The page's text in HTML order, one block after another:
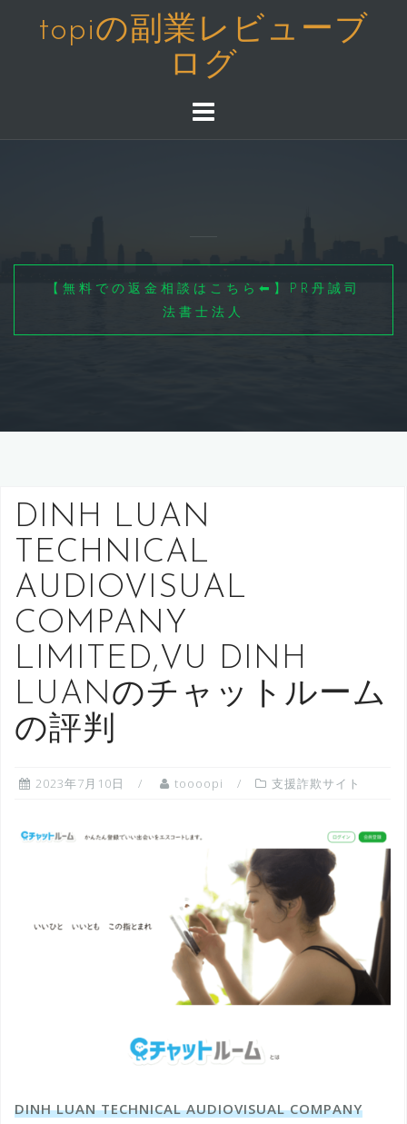
へ
topiの副業レビューブ
ログ
【無料での返金相談はこちら⬅】PR丹誠司
法書士法人
DINH LUAN
TECHNICAL
AUDIOVISUAL
COMPANY
LIMITED,VU DINH
LUANのチャットルーム
の評判
2023年7月10日 toooopi 支援詐欺サイト
DINH LUAN TECHNICAL AUDIOVISUAL COMPANY